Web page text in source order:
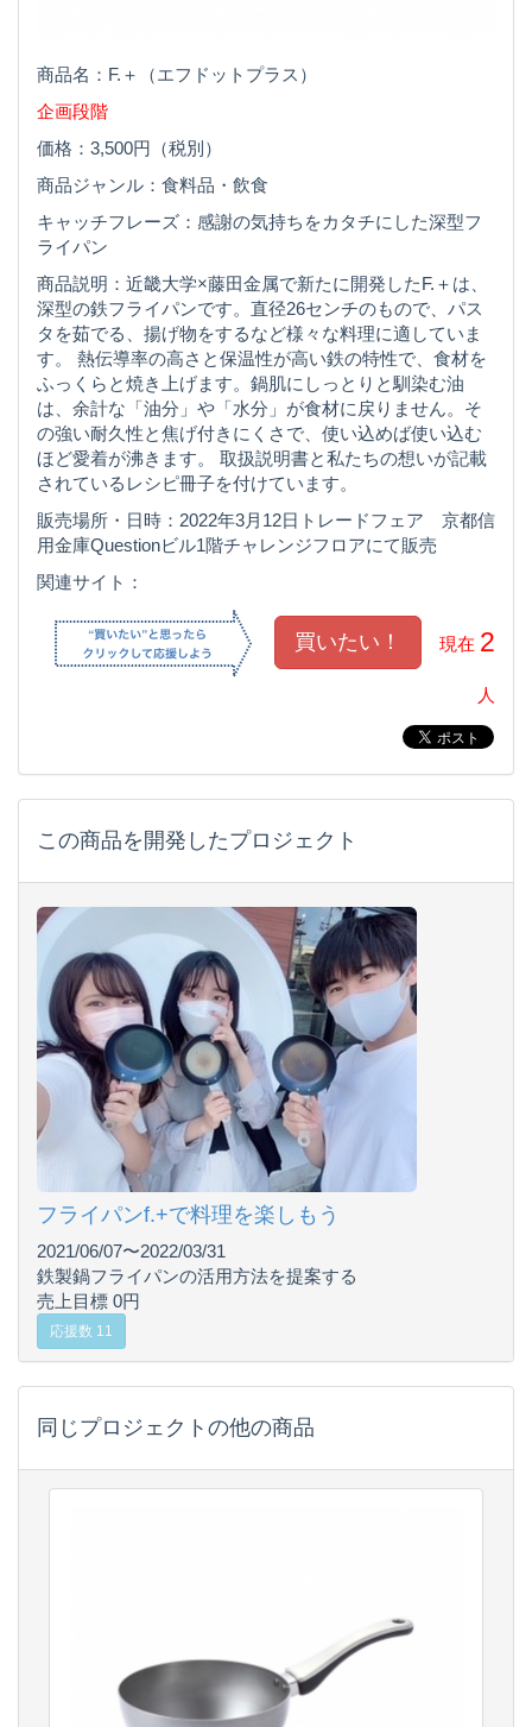
商品名：F.＋（エフドットプラス）
企画段階
価格：3,500円（税別）
商品ジャンル：食料品・飲食
キャッチフレーズ：感謝の気持ちをカタチにした深型フ
ライパン
商品説明：近畿大学×藤田金属で新たに開発したF.＋は、
深型の鉄フライパンです。直径26センチのもので、パス
タを茹でる、揚げ物をするなど様々な料理に適していま
す。 熱伝導率の高さと保温性が高い鉄の特性で、食材を
ふっくらと焼き上げます。鍋肌にしっとりと馴染む油
は、余計な「油分」や「水分」が食材に戻りません。そ
の強い耐久性と焦げ付きにくさで、使い込めば使い込む
ほど愛着が沸きます。 取扱説明書と私たちの想いが記載
されているレシピ冊子を付けています。
販売場所・日時：2022年3月12日トレードフェア 京都信
用金庫Questionビル1階チャレンジフロアにて販売
関連サイト：
現在 2
人
この商品を開発したプロジェクト
フライパンf.+で料理を楽しもう
2021/06/07〜2022/03/31
鉄製鍋フライパンの活用方法を提案する
売上目標 0円
応援数 11
同じプロジェクトの他の商品